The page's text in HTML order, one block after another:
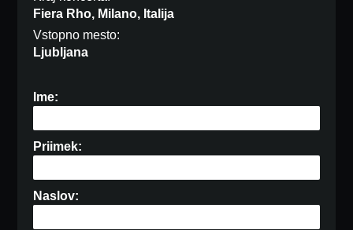
Fiera Rho, Milano, Italija
Vstopno mesto:
Ljubljana
Ime:
Priimek:
Naslov: